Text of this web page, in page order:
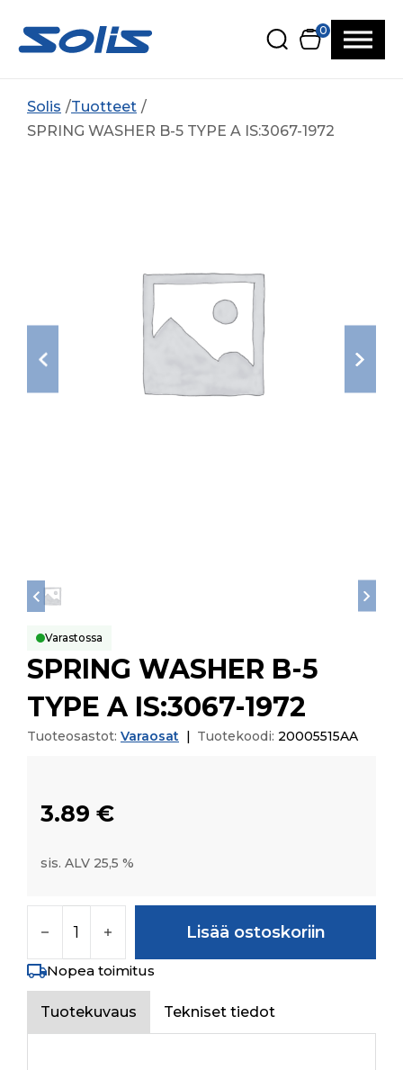
0
Solis
Tuotteet
SPRING WASHER B-5 TYPE A IS:3067-1972
Varastossa
SPRING WASHER B-5
TYPE A IS:3067-1972
Tuoteosastot: Varaosat Tuotekoodi: 20005515AA
3.89 €
sis. ALV 25,5 %
Lisää ostoskoriin
Nopea toimitus
Tuotekuvaus Tekniset tiedot